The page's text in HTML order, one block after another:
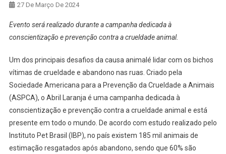
27 De Março De 2024
Evento será realizado durante a campanha dedicada à
conscientização e prevenção contra a crueldade animal.
Um dos principais desafios da causa animalé lidar com os bichos
vítimas de crueldade e abandono nas ruas. Criado pela
Sociedade Americana para a Prevenção da Crueldade a Animais
(ASPCA), o Abril Laranja é uma campanha dedicada à
conscientização e prevenção contra a crueldade animal e está
presente em todo o mundo. De acordo com estudo realizado pelo
Instituto Pet Brasil (IBP), no país existem 185 mil animais de
estimação resgatados após abandono, sendo que 60% são